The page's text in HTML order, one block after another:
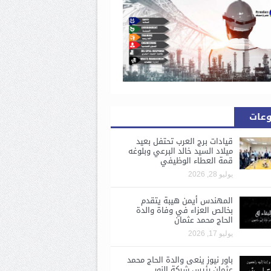
قيادات برج العرب تحتفل بعيد
ميلاد السيد خالد البرعي وبلوغه
قمة العطاء الوظيفي
يوليو 28, 2026
المهندس أيمن هيبة يتقدم
بخالص العزاء في وفاة والدة
الحاج محمد عثمان
يوليو 17, 2026
باور نيوز ينعى والدة الحاج محمد